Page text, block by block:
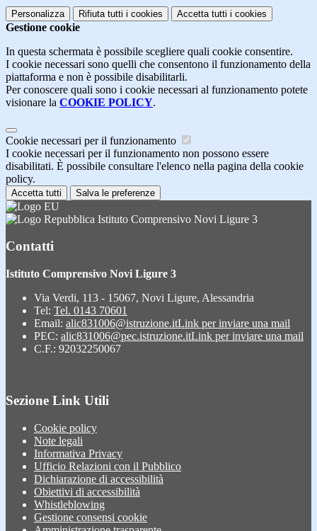
Personalizza Rifiuta tutti i cookies Accetta tutti i cookies
Gestione cookie
In questa schermata è possibile scegliere quali cookie consentire.
I cookie necessari sono quelli che consentono il funzionamento della
piattaforma e non è possibile disabilitarli.
Per conoscere quali sono i cookie necessari al funzionamento potete
visionare la COOKIE POLICY.
Cookie necessari per il funzionamento
I cookie necessari per il funzionamento non possono essere
disabilitati. È possibile consultare l'elenco nella pagina della cookie
policy.
Accetta tutti Salva le preferenze
Istituto Comprensivo Novi Ligure 3
Contatti
Istituto Comprensivo Novi Ligure 3
Via Verdi, 113 - 15067, Novi Ligure, Alessandria
Tel: Tel. 0143 70601
Email: alic831006@istruzione.itLink per inviare una mail
PEC: alic831006@pec.istruzione.itLink per inviare una mail
C.F.: 92032250067
Sezione Link Utili
Cookie policy
Note legali
Informativa Privacy
Ufficio Relazioni con il Pubblico
Dichiarazione di accessibilità
Obiettivi di accessibilità
Whistleblowing
Gestione consensi cookie